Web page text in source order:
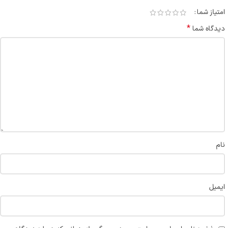
امتیاز شما
دیدگاه شما*
نام
ایمیل